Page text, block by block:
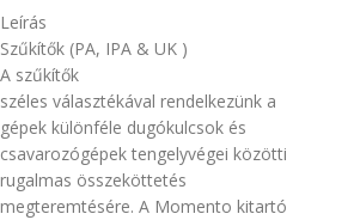
Leírás
Szűkítők (PA, IPA & UK )
A szűkítők
széles választékával rendelkezünk a
gépek különféle dugókulcsok és
csavarozógépek tengelyvégei közötti
rugalmas összeköttetés
megteremtésére. A Momento kitartó